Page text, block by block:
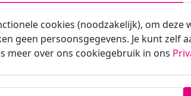
in waarmee je zakelijk/administratief
cursist?
cookies (noodzakelijk), om
geen persoonsgegevens. Je kunt zelf
meer over ons cookiegebruik in ons